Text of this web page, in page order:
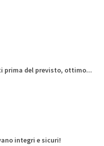
prima del previsto, ottimo...
integri e sicuri!